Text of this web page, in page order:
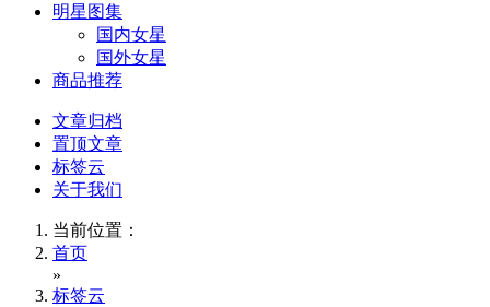
明星图集
国内女星
国外女星
商品推荐
文章归档
置顶文章
标签云
关于我们
当前位置：
首页
»
标签云